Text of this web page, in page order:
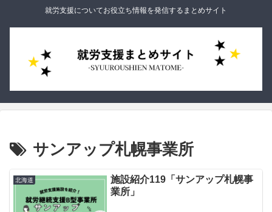
就労支援についてお役立ち情報を発信するまとめサイト
サンアップ札幌事業所
北海道
施設紹介119「サンアップ札幌事
業所」